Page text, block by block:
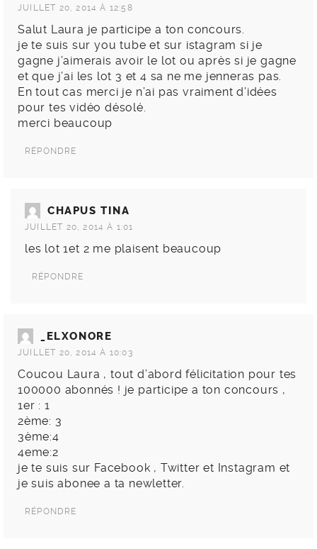
JUILLET 20, 2014 À 12:58
Salut Laura je participe a ton concours.
je te suis sur you tube et sur istagram si je
gagne j’aimerais avoir le lot ou après si je gagne
et que j’ai les lot 3 et 4 sa ne me jenneras pas.
En tout cas merci je n’ai pas vraiment d’idées
pour tes vidéo désolé.
merci beaucoup
RÉPONDRE
CHAPUS TINA
JUILLET 20, 2014 À 1:01
les lot 1et 2 me plaisent beaucoup
RÉPONDRE
_ELXONORE
JUILLET 20, 2014 À 10:03
Coucou Laura , tout d’abord félicitation pour tes
100000 abonnés ! je participe a ton concours ,
1er : 1
2ème: 3
3ème:4
4eme:2
je te suis sur Facebook , Twitter et Instagram et
je suis abonee a ta newletter.
RÉPONDRE